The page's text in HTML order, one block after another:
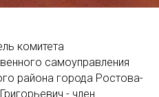
комитета
самоуправления
района города Ростова-
- член